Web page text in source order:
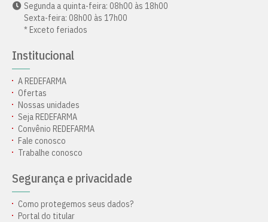
Segunda a quinta-feira: 08h00 às 18h00
Sexta-feira: 08h00 às 17h00
* Exceto feriados
Institucional
A REDEFARMA
Ofertas
Nossas unidades
Seja REDEFARMA
Convênio REDEFARMA
Fale conosco
Trabalhe conosco
Segurança e privacidade
Como protegemos seus dados?
Portal do titular